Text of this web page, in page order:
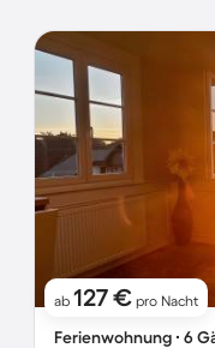
ab 127 € pro Nacht
Ferienwohnung ∙ 6